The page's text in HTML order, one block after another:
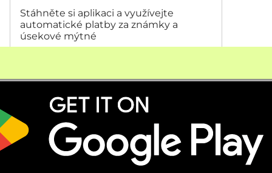
Stáhněte si aplikaci a využívejte
automatické platby za známky a
úsekové mýtné